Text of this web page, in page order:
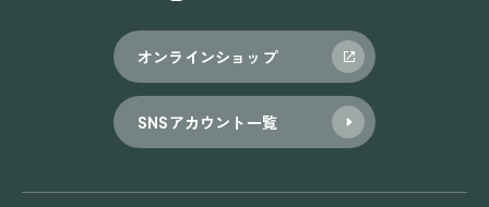
オンラインショップ
SNSアカウント一覧